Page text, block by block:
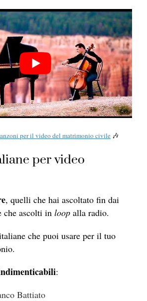
per il video del matrimonio civile 🎶
per video
, quelli che hai ascoltato fin dai
che ascolti in loop alla radio.
che puoi usare per il tuo
:
Battiato